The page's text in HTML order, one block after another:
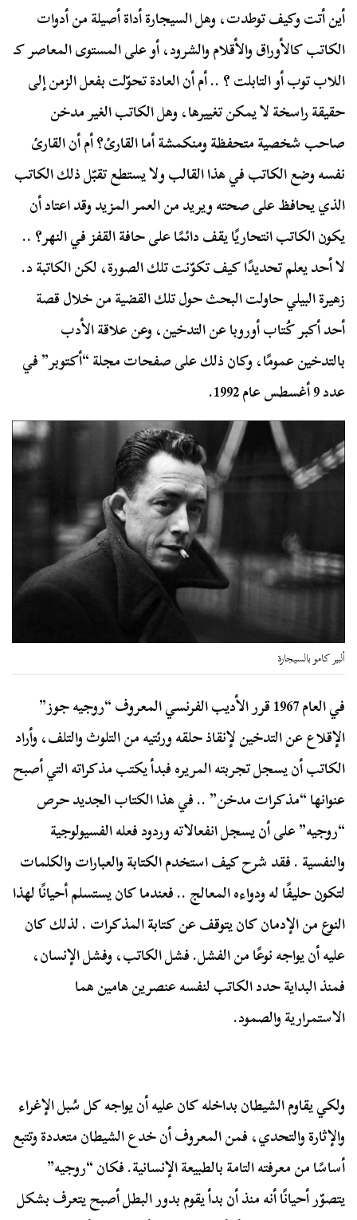
أين أتت وكيف توطدت، وهل السيجارة أداة أصيلة من أدوات
الكاتب كالأوراق والأقلام والشرود، أو على المستوى المعاصر كـ
اللاب توب أو التابلت ؟ .. أم أن العادة تحوّلت بفعل الزمن إلى
حقيقة راسخة لا يمكن تغييرها، وهل الكاتب الغير مدخن
صاحب شخصية متحفظة ومنكمشة أما القارئ؟ أم أن القارئ
نفسه وضع الكاتب في هذا القالب ولا يستطع تقبّل ذلك الكاتب
الذي يحافظ على صحته ويريد من العمر المزيد وقد اعتاد أن
يكون الكاتب انتحاريًا يقف دائمًا على حافة القفز في النهر؟ ..
لا أحد يعلم تحديدًا كيف تكوّنت تلك الصورة، لكن الكاتبة د.
زهيرة البيلي حاولت البحث حول تلك القضية من خلال قصة
أحد أكبر كُتاب أوروبا عن التدخين، وعن علاقة الأدب
بالتدخين عمومًا، وكان ذلك على صفحات مجلة “أكتوبر” في
عدد 9 أغسطس عام 1992.
ألبير كامو بالسيجارة
في العام 1967 قرر الأديب الفرنسي المعروف “روجيه جوز”
الإقلاع عن التدخين لإنقاذ حلقه ورئتيه من التلوث والتلف، وأراد
الكاتب أن يسجل تجربته المريره فبدأ يكتب مذكراته التي أصبح
عنوانها “مذكرات مدخن” .. في هذا الكتاب الجديد حرص
“روجيه” على أن يسجل انفعالاته وردود فعله الفسيولوجية
والنفسية . فقد شرح كيف استخدم الكتابة والعبارات والكلمات
لتكون حليفًا له ودواءه المعالج .. فعندما كان يستسلم أحيانًا لهذا
النوع من الإدمان كان يتوقف عن كتابة المذكرات . لذلك كان
عليه أن يواجه نوعًا من الفشل. فشل الكاتب، وفشل الإنسان،
فمنذ البداية حدد الكاتب لنفسه عنصرين هامين هما
الاستمرارية والصمود.
ولكي يقاوم الشيطان بداخله كان عليه أن يواجه كل سُبل الإغراء
والإثارة والتحدي، فمن المعروف أن خدع الشيطان متعددة وتتبع
أساسًا من معرفته التامة بالطبيعة الإنسانية. فكان “روجيه”
يتصوّر أحيانًا أنه منذ أن بدأ يقوم بدور البطل أصبح يتعرف بشكل